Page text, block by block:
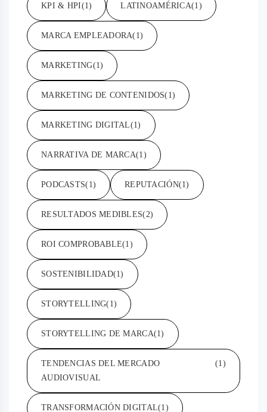
KPI & HPI(1) LATINOAMÉRICA(1)
MARCA EMPLEADORA(1)
MARKETING(1)
MARKETING DE CONTENIDOS(1)
MARKETING DIGITAL(1)
NARRATIVA DE MARCA(1)
PODCASTS(1) REPUTACIÓN(1)
RESULTADOS MEDIBLES(2)
ROI COMPROBABLE(1)
SOSTENIBILIDAD(1)
STORYTELLING(1)
STORYTELLING DE MARCA(1)
TENDENCIAS DEL MERCADO
AUDIOVISUAL
(1)
TRANSFORMACIÓN DIGITAL(1)